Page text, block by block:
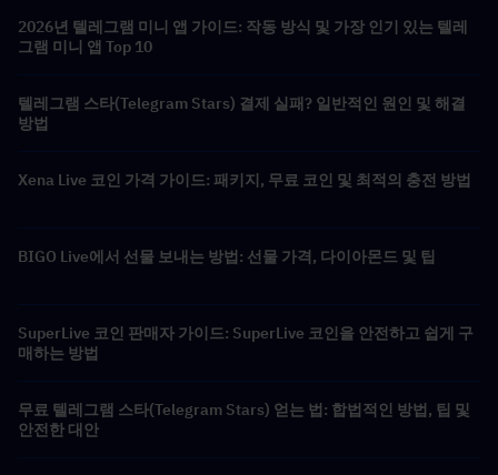
2026년 텔레그램 미니 앱 가이드: 작동 방식 및 가장 인기 있는 텔레
그램 미니 앱 Top 10
텔레그램 스타(Telegram Stars) 결제 실패? 일반적인 원인 및 해결
방법
Xena Live 코인 가격 가이드: 패키지, 무료 코인 및 최적의 충전 방법
BIGO Live에서 선물 보내는 방법: 선물 가격, 다이아몬드 및 팁
SuperLive 코인 판매자 가이드: SuperLive 코인을 안전하고 쉽게 구
매하는 방법
무료 텔레그램 스타(Telegram Stars) 얻는 법: 합법적인 방법, 팁 및
안전한 대안